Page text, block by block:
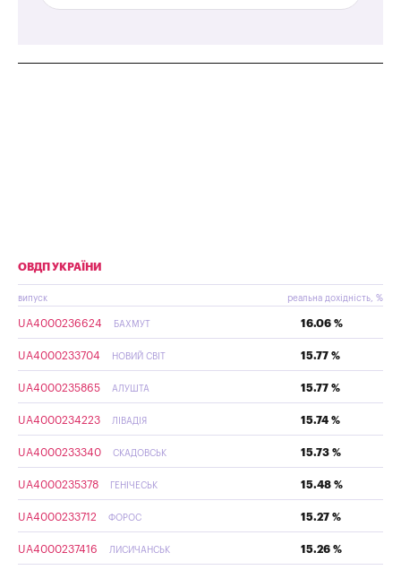
ОВДП УКРАЇНИ
випуск реальна дохідність, %
UA4000236624 БАХМУТ 16.06 %
UA4000233704 НОВИЙ СВІТ 15.77 %
UA4000235865 АЛУШТА 15.77 %
UA4000234223 ЛІВАДІЯ 15.74 %
UA4000233340 СКАДОВСЬК 15.73 %
UA4000235378 ГЕНІЧЕСЬК 15.48 %
UA4000233712 ФОРОС 15.27 %
UA4000237416 ЛИСИЧАНСЬК 15.26 %